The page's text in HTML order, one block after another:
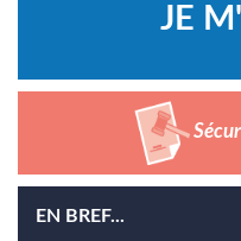
EN BREF...